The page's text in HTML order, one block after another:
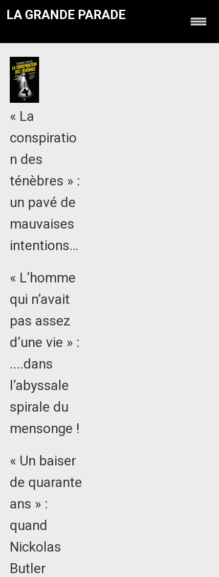
LA GRANDE PARADE
« La
conspiratio
n des
ténèbres » :
un pavé de
mauvaises
intentions…
« L’homme
qui n’avait
pas assez
d’une vie » :
....dans
l’abyssale
spirale du
mensonge !
« Un baiser
de quarante
ans » :
quand
Nickolas
Butler